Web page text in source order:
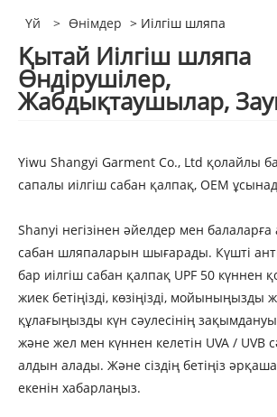
Үй > Өнімдер > Иілгіш шляпа
Қытай Иілгіш шляпа
Өндірушілер,
Жабдықтаушылар,
Yiwu Shangyi Garment Co., Ltd қолайлы
сапалы иілгіш сабан қалпақ, OEM
Shanyi негізінен әйелдер мен балаларға
сабан шляпаларын шығарады. Күшті
бар иілгіш сабан қалпақ UPF 50 күннен
жиек бетіңізді, көзіңізді, мойыныңызды
құлағыңызды күн сәулесінің
және жел мен күннен келетін UVA / UVB
алдын алады. Және сіздің бетіңіз
екенін хабарлаңыз.